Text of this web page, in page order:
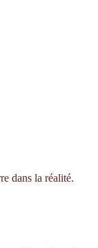
dans la réalité.